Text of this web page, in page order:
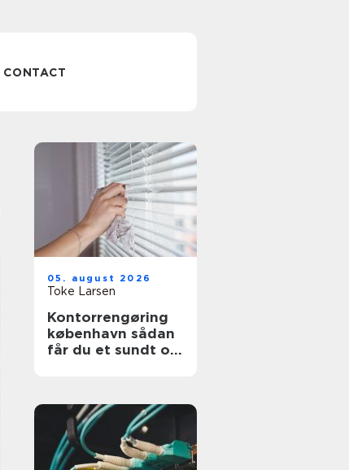
CONTACT
05. august 2026
Toke Larsen
Kontorrengøring
københavn sådan
får du et sundt og